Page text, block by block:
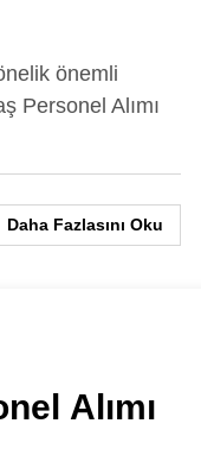
önemli
Personel Alımı
Daha Fazlasını Oku
Alımı